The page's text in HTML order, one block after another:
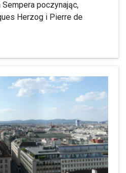
poczynając,
Herzog i Pierre de